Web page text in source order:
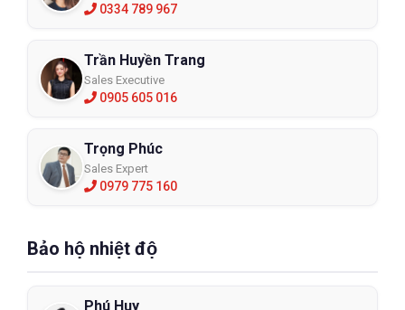
0334 789 967
Trần Huyền Trang
Sales Executive
0905 605 016
Trọng Phúc
Sales Expert
0979 775 160
Bảo hộ nhiệt độ
Phú Huy